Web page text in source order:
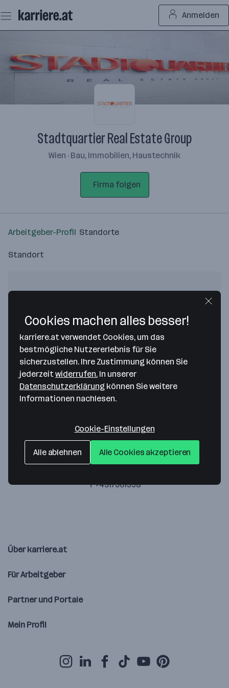
Seiteninhalt
springen
Anmelden
Stadtquartier Real Estate Group
Wien · Bau, Immobilien, Haustechnik
Firma folgen
Arbeitgeber-Profil Standorte
Standort
Bitte stimme unseren Cookie-
Richtlinien zu, um diese Karte
anzuzeigen.
Zustimmung geben
Stadtquartier Real Estate Group
Börseplatz 1/1/7
1010 Wien— Route berechnen
T +4317961558
Über karriere.at
Für Arbeitgeber
Partner und Portale
Mein Profil
Cookies machen alles besser!
karriere.at verwendet Cookies, um das
bestmögliche Nutzererlebnis für Sie
sicherzustellen. Ihre Zustimmung können Sie
jederzeitwiderrufen. In unserer
Datenschutzerklärung können Sie weitere
Informationen nachlesen.
Cookie-Einstellungen
Alle ablehnen Alle Cookies akzeptieren